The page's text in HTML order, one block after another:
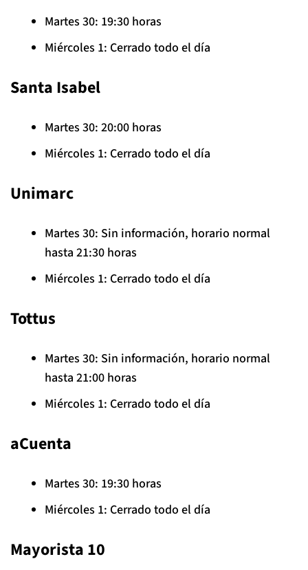
Martes 30: 19:30 horas
Miércoles 1: Cerrado todo el día
Santa Isabel
Martes 30: 20:00 horas
Miércoles 1: Cerrado todo el día
Unimarc
Martes 30: Sin información, horario normal
hasta 21:30 horas
Miércoles 1: Cerrado todo el día
Tottus
Martes 30: Sin información, horario normal
hasta 21:00 horas
Miércoles 1: Cerrado todo el día
aCuenta
Martes 30: 19:30 horas
Miércoles 1: Cerrado todo el día
Mayorista 10